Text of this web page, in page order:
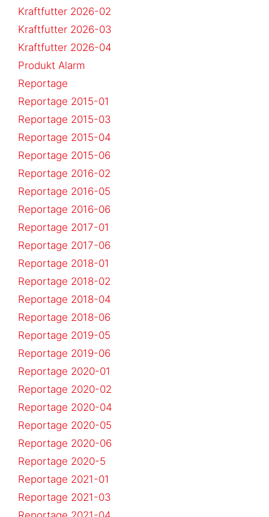
Kraftfutter 2026-02
Kraftfutter 2026-03
Kraftfutter 2026-04
Produkt Alarm
Reportage
Reportage 2015-01
Reportage 2015-03
Reportage 2015-04
Reportage 2015-06
Reportage 2016-02
Reportage 2016-05
Reportage 2016-06
Reportage 2017-01
Reportage 2017-06
Reportage 2018-01
Reportage 2018-02
Reportage 2018-04
Reportage 2018-06
Reportage 2019-05
Reportage 2019-06
Reportage 2020-01
Reportage 2020-02
Reportage 2020-04
Reportage 2020-05
Reportage 2020-06
Reportage 2020-5
Reportage 2021-01
Reportage 2021-03